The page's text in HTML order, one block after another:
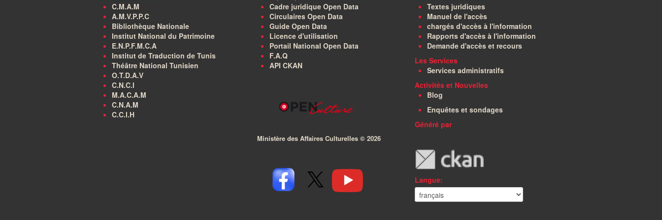
C.M.A.M
A.M.V.P.P.C
Bibliothèque Nationale
Institut National du Patrimoine
E.N.P.F.M.C.A
Institut de Traduction de Tunis
Théâtre National Tunisien
O.T.D.A.V
C.N.C.I
M.A.C.A.M
C.N.A.M
C.C.I.H
Cadre juridique Open Data
Circulaires Open Data
Guide Open Data
Licence d'utilisation
Portail National Open Data
F.A.Q
API CKAN
Ministère des Affaires Culturelles © 2026
Textes juridiques
Manuel de l'accès
chargés d'accès à l'information
Rapports d'accès à l'information
Demande d'accès et recours
Les Services
Services administratifs
Activités et Nouvelles
Blog
Enquêtes et sondages
Généré par
Langue